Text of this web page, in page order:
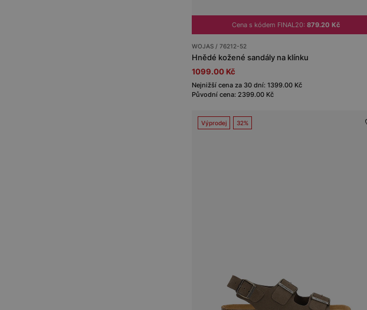
Cena s kódem FINAL20: 879.20 Kč
WOJAS / 76212-52
Hnědé kožené sandály na klínku
1099.00 Kč
Nejnižší cena za 30 dní: 1399.00 Kč
Původní cena: 2399.00 Kč
Výprodej 32%